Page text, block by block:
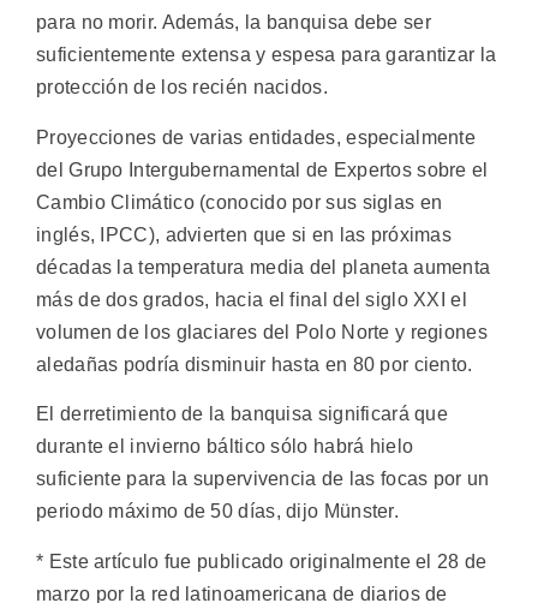
para no morir. Además, la banquisa debe ser
suficientemente extensa y espesa para garantizar la
protección de los recién nacidos.
Proyecciones de varias entidades, especialmente
del Grupo Intergubernamental de Expertos sobre el
Cambio Climático (conocido por sus siglas en
inglés, IPCC), advierten que si en las próximas
décadas la temperatura media del planeta aumenta
más de dos grados, hacia el final del siglo XXI el
volumen de los glaciares del Polo Norte y regiones
aledañas podría disminuir hasta en 80 por ciento.
El derretimiento de la banquisa significará que
durante el invierno báltico sólo habrá hielo
suficiente para la supervivencia de las focas por un
periodo máximo de 50 días, dijo Münster.
* Este artículo fue publicado originalmente el 28 de
marzo por la red latinoamericana de diarios de